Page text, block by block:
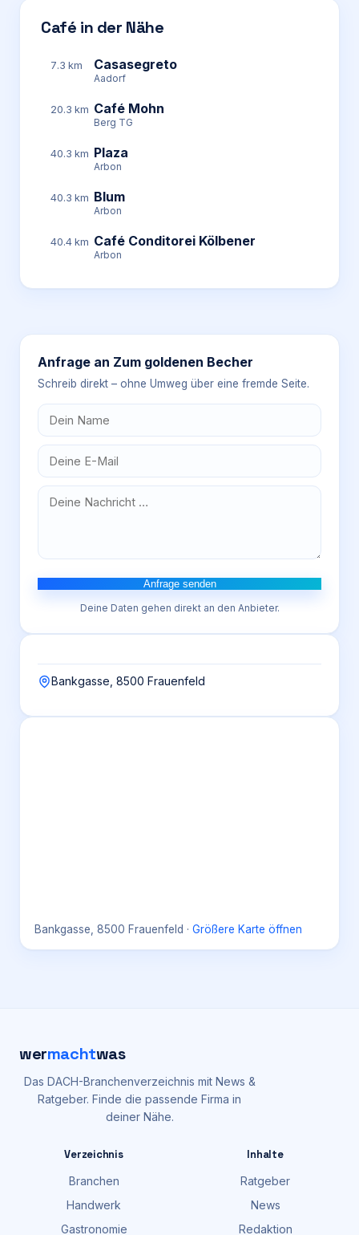
Café in der Nähe
7.3 km Casasegreto
Aadorf
20.3 km Café Mohn
Berg TG
40.3 km Plaza
Arbon
40.3 km Blum
Arbon
40.4 km Café Conditorei Kölbener
Arbon
Anfrage an Zum goldenen Becher
Schreib direkt – ohne Umweg über eine fremde Seite.
Anfrage senden
Deine Daten gehen direkt an den Anbieter.
Bankgasse, 8500 Frauenfeld
Bankgasse, 8500 Frauenfeld · Größere Karte öffnen
wermachtwas
Das DACH-Branchenverzeichnis mit News &
Ratgeber. Finde die passende Firma in
deiner Nähe.
Verzeichnis
Branchen
Handwerk
Gastronomie
Inhalte
Ratgeber
News
Redaktion